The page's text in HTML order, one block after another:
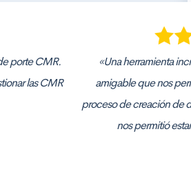
porte CMR.
las CMR
«Una herramienta
amigable que nos
proceso de creación de
nos permitió